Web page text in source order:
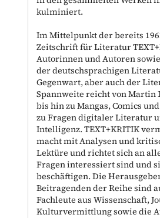
kulminiert.
Im Mittelpunkt der bereits
Zeitschrift für Literatur
Autorinnen und Autoren
der deutschsprachigen
Gegenwart, aber auch der
Spannweite reicht von Martin
bis hin zu Mangas, Comics
zu Fragen digitaler Literatur
Intelligenz. TEXT+KRITIK
macht mit Analysen und
Lektüre und richtet sich an
Fragen interessiert sind und
beschäftigen. Die
Beitragenden der Reihe sind
Fachleute aus Wissenschaft,
Kulturvermittlung sowie die